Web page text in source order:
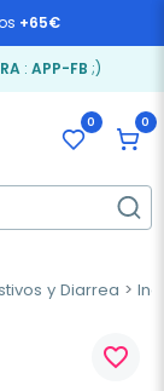
+65€
: APP-FB ;)
0 0
y Diarrea
favorite_border